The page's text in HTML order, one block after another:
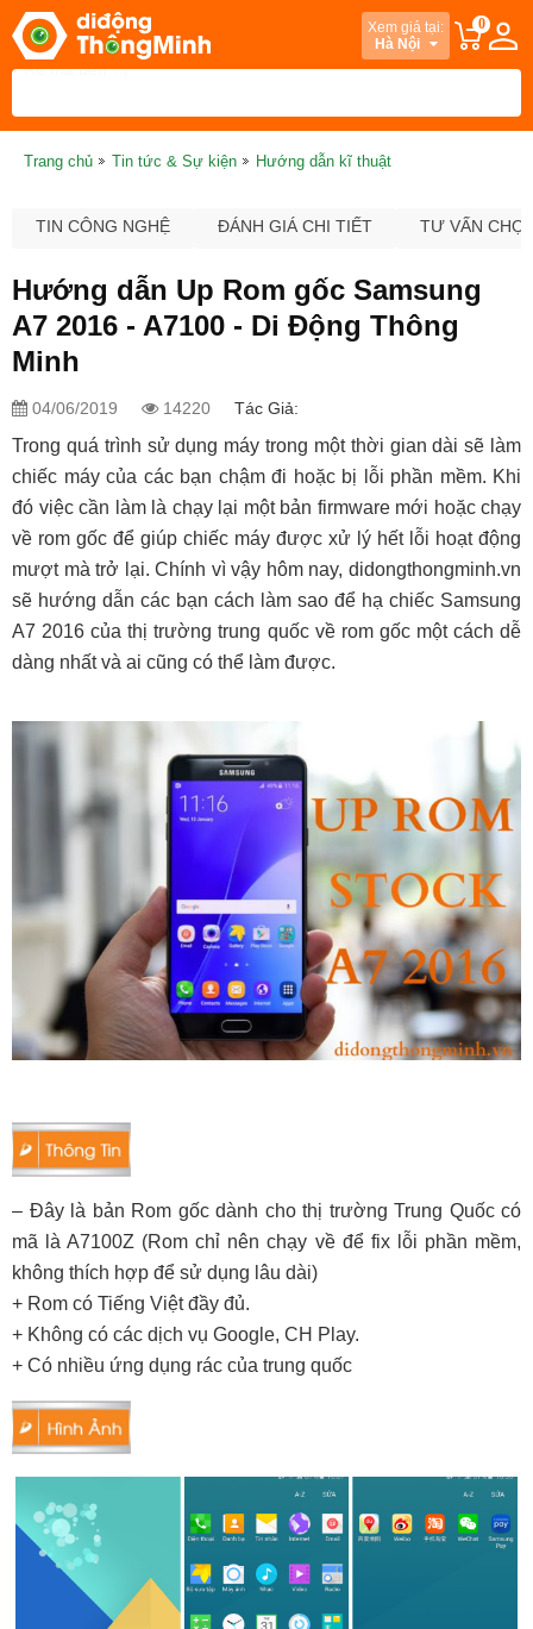
Xem giá tại:
Hà Nội
0
Trang chủ Tin tức & Sự kiện Hướng dẫn kĩ thuật
TIN CÔNG NGHỆ ĐÁNH GIÁ CHI TIẾT TƯ VẤN
Hướng dẫn Up Rom gốc Samsung
A7 2016 - A7100 - Di Động Thông
Minh
04/06/2019 14220 Tác Giả:
Trong quá trình sử dụng máy trong một thời gian dài sẽ làm
chiếc máy của các bạn chậm đi hoặc bị lỗi phần mềm. Khi
đó việc cần làm là chạy lại một bản firmware mới hoặc chạy
về rom gốc để giúp chiếc máy được xử lý hết lỗi hoạt động
mượt mà trở lại. Chính vì vậy hôm nay, didongthongminh.vn
sẽ hướng dẫn các bạn cách làm sao để hạ chiếc Samsung
A7 2016 của thị trường trung quốc về rom gốc một cách dễ
dàng nhất và ai cũng có thể làm được.
– Đây là bản Rom gốc dành cho thị trường Trung Quốc có
mã là A7100Z (Rom chỉ nên chạy về để fix lỗi phần mềm,
không thích hợp để sử dụng lâu dài)
+ Rom có Tiếng Việt đầy đủ.
+ Không có các dịch vụ Google, CH Play.
+ Có nhiều ứng dụng rác của trung quốc